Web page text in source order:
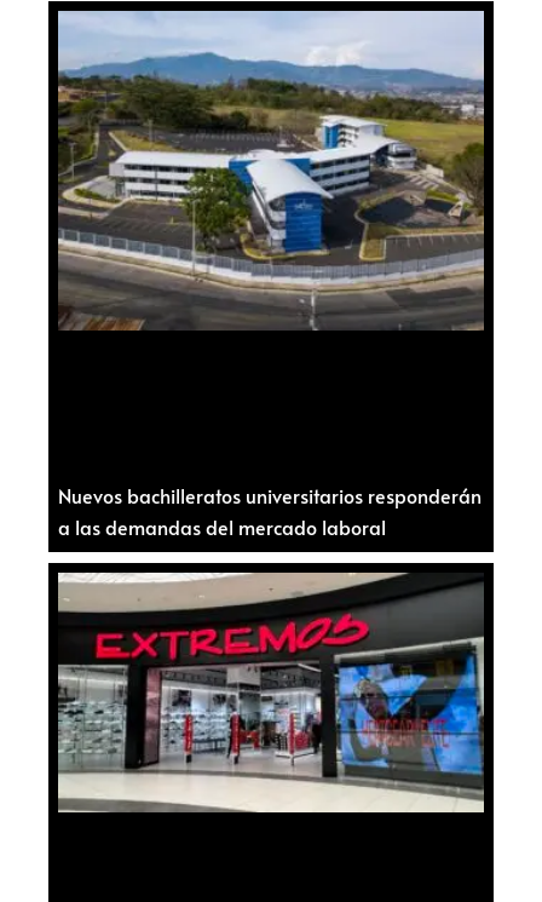
Nuevos bachilleratos universitarios responderán
a las demandas del mercado laboral